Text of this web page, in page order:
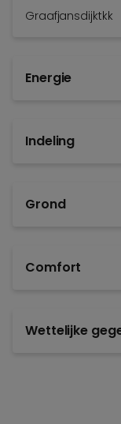
Graafjansdijktkk
Energie
Indeling
Grond
Comfort
Wettelijke